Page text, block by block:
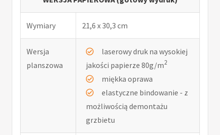
Wymiary 21,6 x 30,3 cm
Wersja
planszowa
laserowy druk na wysokiej
jakości papierze 80g/m2
miękka oprawa
elastyczne bindowanie - z
możliwością demontażu
grzbietu